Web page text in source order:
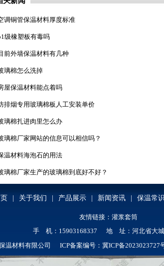
调铜管保温材料厚度标准
级橡塑板有毒吗
前外墙保温材料有几种
璃棉怎么洗掉
屋保温材料能点着吗
排烟专用玻璃棉板人工安装单价
璃棉扎进肉里怎么办
璃棉厂家网站的信息可以相信吗？
温材料海泡石的用法
璃棉厂家生产的玻璃棉到底好不好？
关于我们 产品展示 新闻资讯 保温常识
友情链接： 灌浆套筒
手 机：15903168337 地 址：河北省大城
温材料有限公司 ICP备案编号： 冀ICP备2023023727